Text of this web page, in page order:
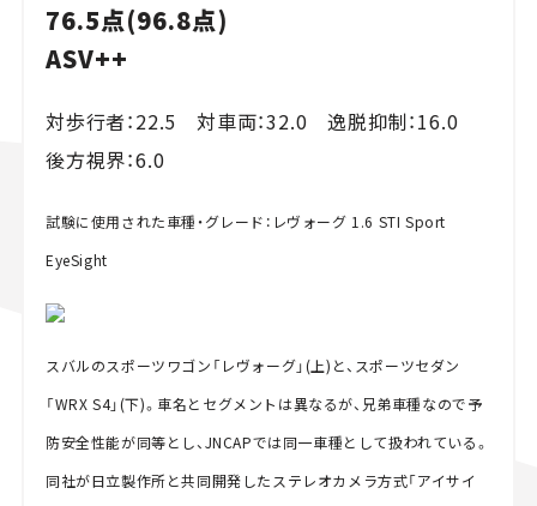
76.5点(96.8点)
ASV++
対歩行者：22.5 対車両：32.0 逸脱抑制：16.0
後方視界：6.0
試験に使用された車種・グレード：レヴォーグ 1.6 STI Sport
EyeSight
スバルのスポーツワゴン「レヴォーグ」(上)と、スポーツセダン
「WRX S4」(下)。車名とセグメントは異なるが、兄弟車種なので予
防安全性能が同等とし、JNCAPでは同一車種として扱われている。
同社が日立製作所と共同開発したステレオカメラ方式「アイサイ